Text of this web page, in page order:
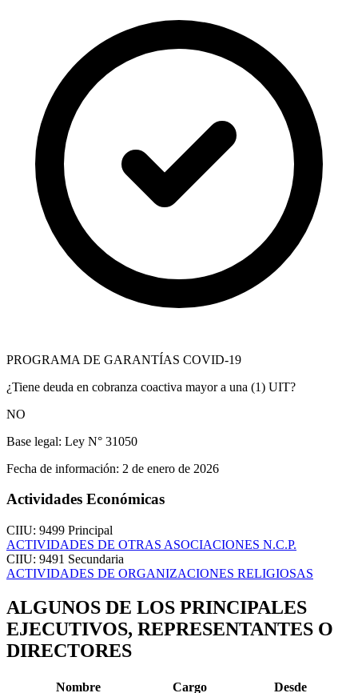
PROGRAMA DE GARANTÍAS COVID-19
¿Tiene deuda en cobranza coactiva mayor a una (1) UIT?
NO
Base legal: Ley N° 31050
Fecha de información: 2 de enero de 2026
Actividades Económicas
CIIU: 9499 Principal
ACTIVIDADES DE OTRAS ASOCIACIONES N.C.P.
CIIU: 9491 Secundaria
ACTIVIDADES DE ORGANIZACIONES RELIGIOSAS
ALGUNOS DE LOS PRINCIPALES
EJECUTIVOS, REPRESENTANTES O
DIRECTORES
Nombre Cargo Desde